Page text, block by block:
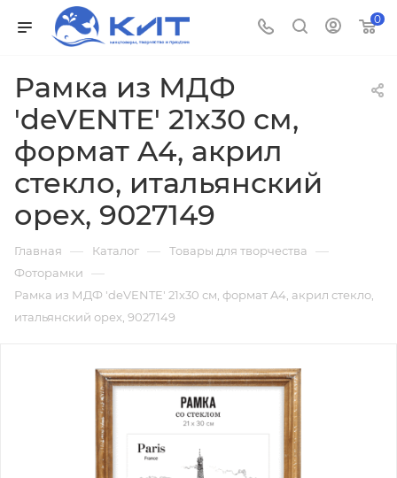
0
Рамка из МДФ
'deVENTE' 21x30 см,
формат A4, акрил
стекло, итальянский
орех, 9027149
Главная — Каталог — Товары для творчества —
Фоторамки —
Рамка из МДФ 'deVENTE' 21x30 см, формат A4, акрил стекло,
итальянский орех, 9027149